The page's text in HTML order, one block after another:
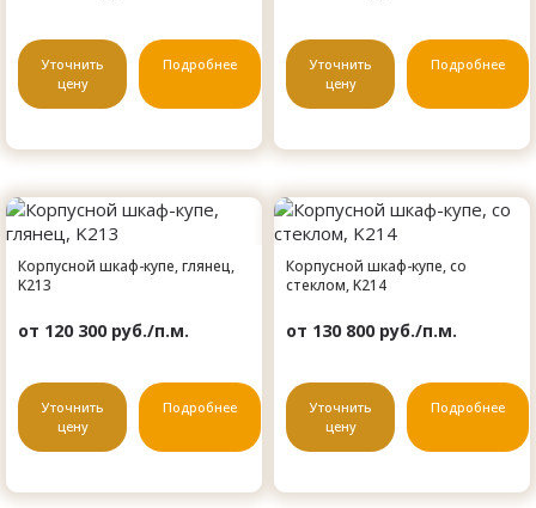
Уточнить
цену
Подробнее
Уточнить
цену
Подробнее
Корпусной шкаф-купе, глянец,
K213
от 120 300 руб./п.м.
Уточнить
цену
Подробнее
Корпусной шкаф-купе, со
стеклом, K214
от 130 800 руб./п.м.
Уточнить
цену
Подробнее